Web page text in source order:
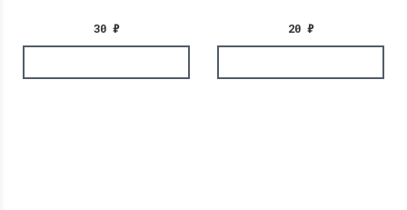
30 ₽ 20 ₽